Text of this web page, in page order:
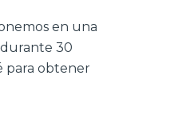
en una
30
para obtener